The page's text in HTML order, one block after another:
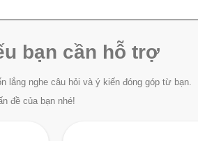
bạn cần hỗ trợ
lắng nghe câu hỏi và ý kiến đóng góp từ bạn.
đề của bạn nhé!